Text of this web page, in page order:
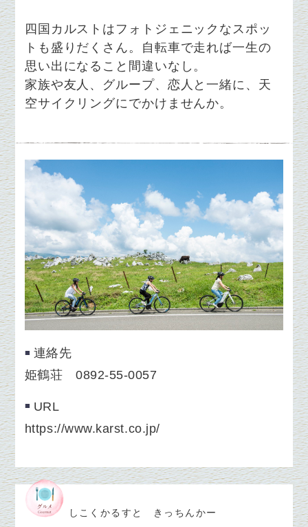
四国カルストはフォトジェニックなスポッ
トも盛りだくさん。自転車で走れば一生の
思い出になること間違いなし。
家族や友人、グループ、恋人と一緒に、天
空サイクリングにでかけませんか。
連絡先
姫鶴荘 0892-55-0057
URL
https://www.karst.co.jp/
しこくかるすと きっちんかー